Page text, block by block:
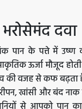
दवा
पान के पत्ते में उष्ण
ऊर्जा मौजूद
की वजह से कफ बढ़ता
खांसी और बंद नाक